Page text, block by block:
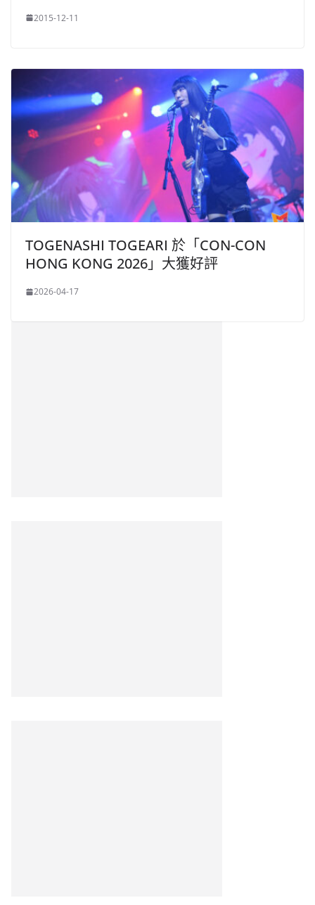
2015-12-11
TOGENASHI TOGEARI 於「CON-CON
HONG KONG 2026」大獲好評
2026-04-17